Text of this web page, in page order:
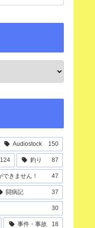
Audiostock 150
124 釣り 87
できません！ 47
闘病記 37
30
事件・事故 18